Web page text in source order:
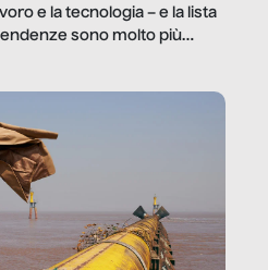
e la tecnologia – e la lista
sono molto più
reportage vediamo